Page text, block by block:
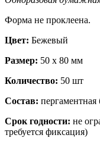
Форма не проклеена.
Цвет: Бежевый
Размер: 50 х 80 мм
Количество: 50 шт
Состав: пергаментная
Срок годности: не
требуется фиксация)